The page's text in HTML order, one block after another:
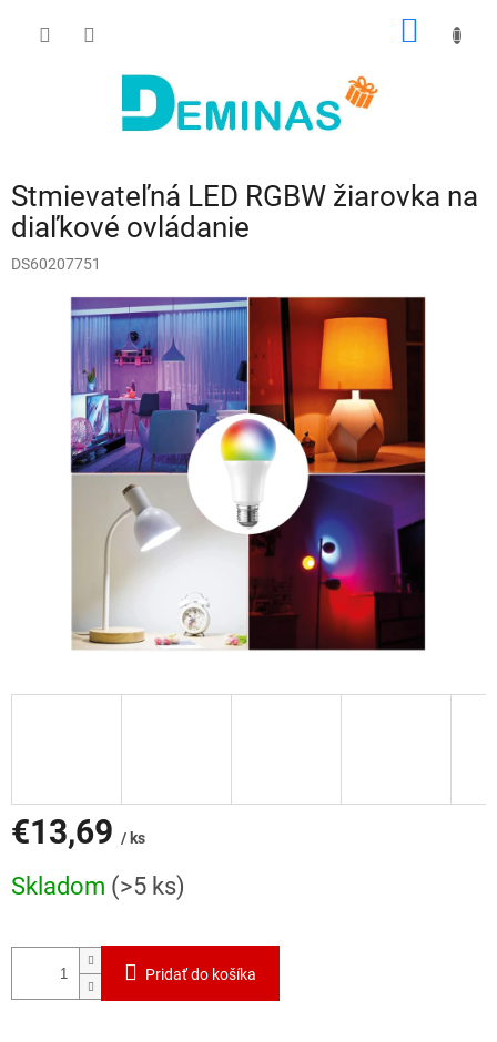
Stmievateľná LED RGBW žiarovka na
diaľkové ovládanie
DS60207751
€13,69 / ks
cena:
Skladom (>5 ks)
Pridať do košíka